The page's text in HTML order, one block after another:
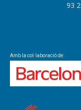
93
Amb la col·laboració de: